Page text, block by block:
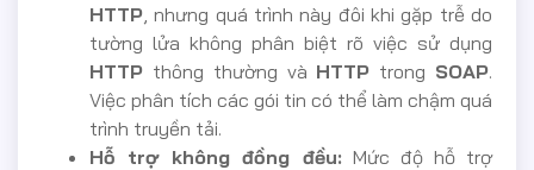
HTTP , nhưng quá trình này đôi khi gặp trễ do
tường lửa không phân biệt rõ việc sử dụng
HTTP thông thường và HTTP trong SOAP.
Việc phân tích các gói tin có thể làm chậm quá
trình truyền tải.
Hỗ trợ không đồng đều: Mức độ hỗ trợ